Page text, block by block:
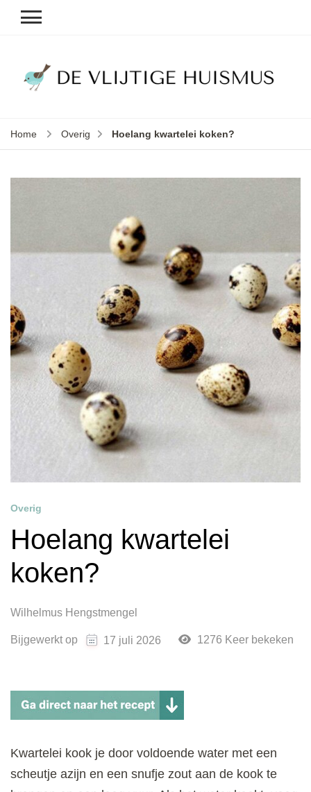
Home Overig Hoelang kwartelei koken?
Overig
Hoelang kwartelei
koken?
Wilhelmus Hengstmengel
Bijgewerkt op 17 juli 2026 1276 Keer bekeken
Kwartelei kook je door voldoende water met een
scheutje azijn en een snufje zout aan de kook te